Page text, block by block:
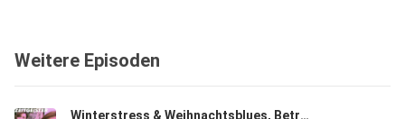
Weitere Episoden
Winterstress & Weihnachtsblues, Betrüger & Hochstapler, dt. Kultur in Cambridge